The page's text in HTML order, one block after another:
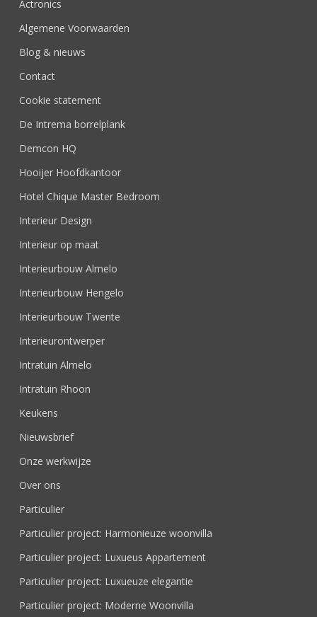
Actronics
Algemene Voorwaarden
Blog & nieuws
Contact
Cookie statement
De Intrema borrelplank
Demcon HQ
Hooijer Hoofdkantoor
Hotel Chique Master Bedroom
Interieur Design
Interieur op maat
Interieurbouw Almelo
Interieurbouw Hengelo
Interieurbouw Twente
Interieurontwerper
Intratuin Almelo
Intratuin Rhoon
Keukens
Nieuwsbrief
Onze werkwijze
Over ons
Particulier
Particulier project: Harmonieuze woonvilla
Particulier project: Luxueus Appartement
Particulier project: Luxueuze elegantie
Particulier project: Moderne Woonvilla